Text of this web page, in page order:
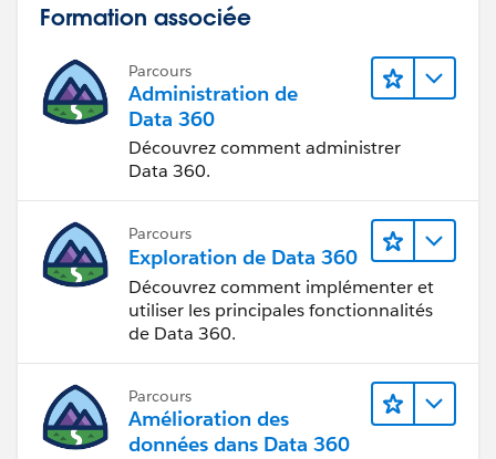
Formation associée
Parcours
Administration de
Data 360
Découvrez comment administrer
Data 360.
Parcours
Exploration de Data 360
Découvrez comment implémenter et
utiliser les principales fonctionnalités
de Data 360.
Parcours
Amélioration des
données dans Data 360